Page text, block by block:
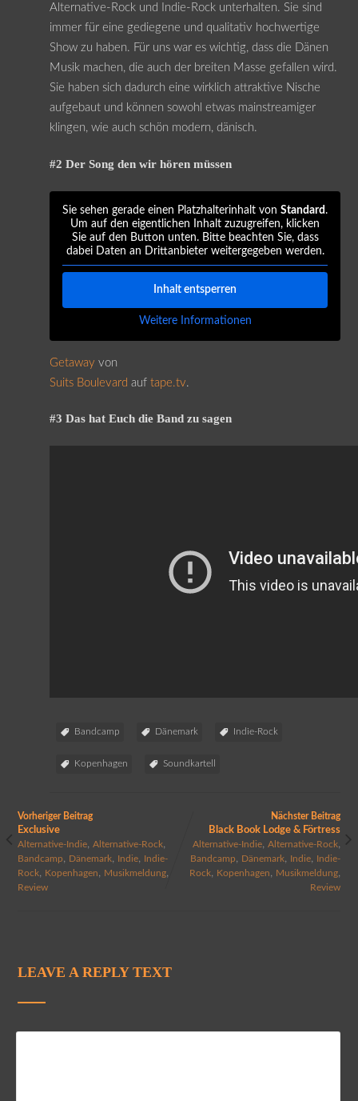
Alternative-Rock und Indie-Rock unterhalten. Sie sind
immer für eine gediegene und qualitativ hochwertige
Show zu haben. Für uns war es wichtig, dass die Dänen
Musik machen, die auch der breiten Masse gefallen wird.
Sie haben sich dadurch eine wirklich attraktive Nische
aufgebaut und können sowohl etwas mainstreamiger
klingen, wie auch schön modern, dänisch.
#2 Der Song den wir hören müssen
Sie sehen gerade einen Platzhalterinhalt von Standard .
Um auf den eigentlichen Inhalt zuzugreifen, klicken
Sie auf den Button unten. Bitte beachten Sie, dass
dabei Daten an Drittanbieter weitergegeben werden.
Inhalt entsperren
Weitere Informationen
Getaway von
Suits Boulevard auf tape.tv.
#3 Das hat Euch die Band zu sagen
Bandcamp Dänemark Indie-Rock
Kopenhagen Soundkartell
Vorheriger Beitrag
Exclusive
Alternative-Indie, Alternative-Rock,
Bandcamp, Dänemark, Indie,
Indie-
Rock, Kopenhagen, Musikmeldung,
Review
Nächster Beitrag
Black Book Lodge & Förtress
Alternative-Indie,Alternative-Rock,
Bandcamp, Dänemark, Indie,
Indie-
Rock, Kopenhagen, Musikmeldung,
Review
LEAVE A REPLY TEXT